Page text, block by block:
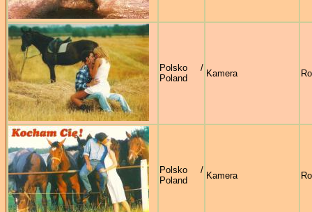
Polsko /
Poland
Kamera
Polsko /
Poland
Kamera